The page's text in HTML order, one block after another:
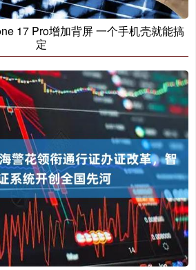
17 Pro增加背屏 一个手机壳就能搞
定